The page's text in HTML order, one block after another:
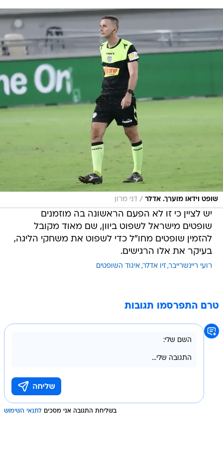
שופט וידאו מוערך. אדלר / דני מרון
יש לציין כי זו לא הפעם הראשונה בה מוזמנים
שופטים מישראל לשפוט ביוון, שם מאוד מקובל
להזמין שופטים מחו"ל כדי לשפוט את משחקי הליגה,
בעיקר את אלו הרגישים.
רועי ריינשרייבר זיו אדלר איגוד השופטים
טרם התפרסמו תגובות
בשליחת התגובה אני מסכים לתנאי השימוש